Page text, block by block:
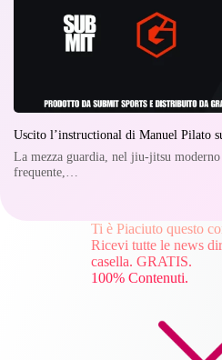
Uscito l’instructional di Manuel Pilato
La mezza guardia, nel jiu-jitsu
frequente,…
Ti è Piaciuto questo
Ricevi tutte le news
casella. GRATIS.
100% Contenuti.